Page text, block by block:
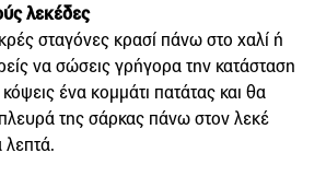
λεκέδες
σταγόνες κρασί πάνω στο χαλί ή
να σώσεις γρήγορα την κατάσταση
ένα κομμάτι πατάτας και θα
της σάρκας πάνω στον λεκέ
λεπτά.